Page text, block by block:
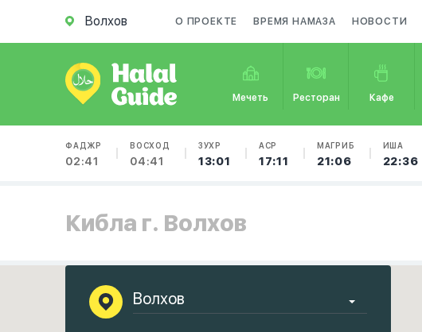
Волхов О ПРОЕКТЕ ВРЕМЯ НАМАЗА НОВОСТИ
Мечеть Ресторан Кафе
ФАДЖР
02:41
ВОСХОД
04:41
ЗУХР
13:01
АСР
17:11
МАГРИБ
21:06
ИША
22:36
Кибла г. Волхов